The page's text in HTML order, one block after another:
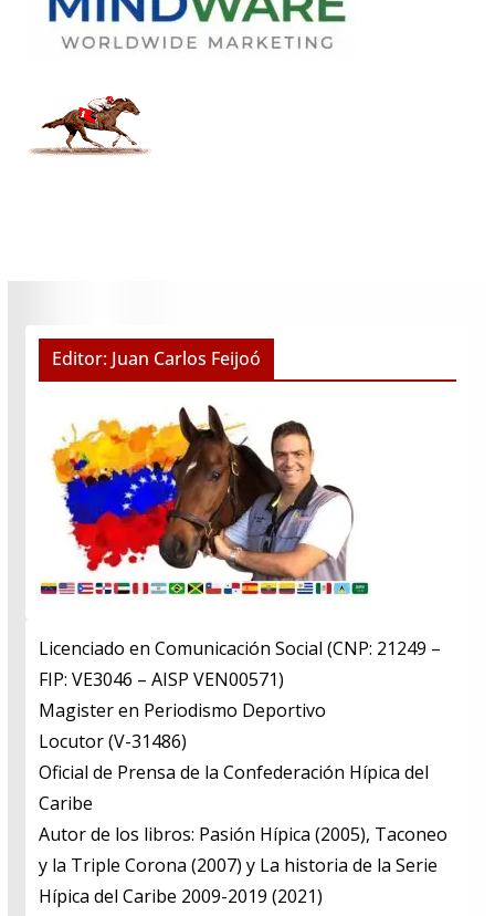
Editor: Juan Carlos Feijoó
Licenciado en Comunicación Social (CNP: 21249 –
FIP: VE3046 – AISP VEN00571)
​Magister en Periodismo Deportivo
​Locutor (V-31486)
​Oficial de Prensa de la Confederación Hípica del
Caribe
​Autor de los libros: Pasión Hípica (2005), Taconeo
y la Triple Corona (2007) y La historia de la Serie
Hípica del Caribe 2009-2019 (2021)